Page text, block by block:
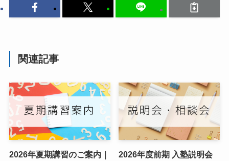
関連記事
2026年夏期講習のご案内｜
2026年度前期 入塾説明会